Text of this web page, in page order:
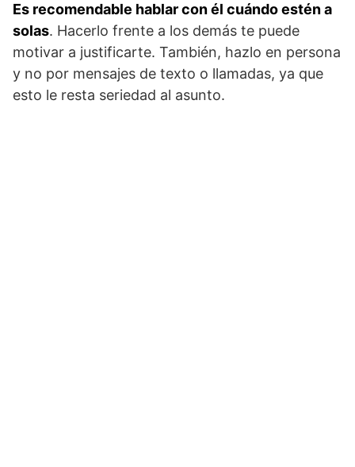
Es recomendable hablar con él cuándo estén a
solas. Hacerlo frente a los demás te puede
motivar a justificarte. También, hazlo en persona
y no por mensajes de texto o llamadas, ya que
esto le resta seriedad al asunto.